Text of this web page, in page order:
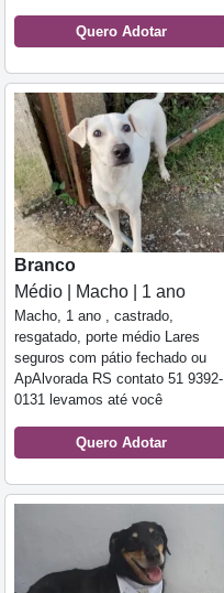
Quero Adotar
Branco
Médio | Macho | 1 ano
Macho, 1 ano , castrado,
resgatado, porte médio Lares
seguros com pátio fechado ou
ApAlvorada RS contato 51 9392-
0131 levamos até você
Quero Adotar